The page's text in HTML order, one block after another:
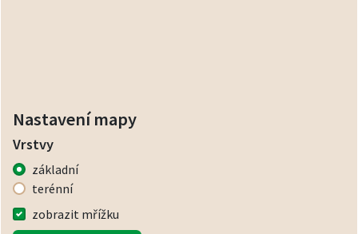
Nastavení mapy
Vrstvy
základní
terénní
zobrazit mřížku